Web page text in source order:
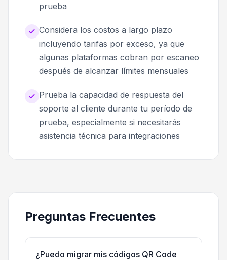
prueba
Considera los costos a largo plazo
incluyendo tarifas por exceso, ya que
algunas plataformas cobran por escaneo
después de alcanzar límites mensuales
Prueba la capacidad de respuesta del
soporte al cliente durante tu período de
prueba, especialmente si necesitarás
asistencia técnica para integraciones
Preguntas Frecuentes
¿Puedo migrar mis códigos QR Code